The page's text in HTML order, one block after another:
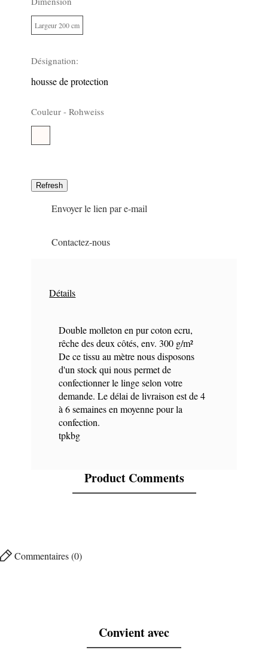
Largeur 200 cm
Désignation:
housse de protection
Couleur -Rohweiss
Envoyer le lien par e-mail
Contactez-nous
Détails
Double molleton en pur coton ecru,
rêche des deux côtés, env. 300 g/m²
De ce tissu au mètre nous disposons
d'un stock qui nous permet de
confectionner le linge selon votre
demande. Le délai de livraison est de 4
à 6 semaines en moyenne pour la
confection.
tpkbg
Product Comments
Commentaires (0)
Convient avec